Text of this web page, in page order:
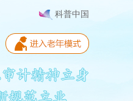
科普中国